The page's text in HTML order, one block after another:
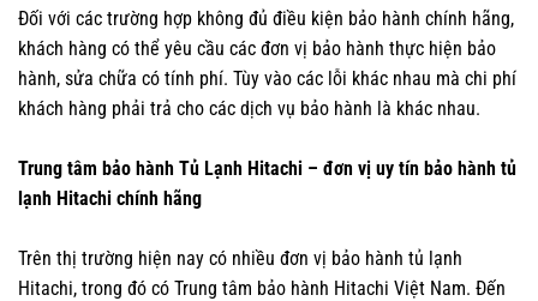
Đối với các trường hợp không đủ điều kiện bảo hành chính hãng,
khách hàng có thể yêu cầu các đơn vị bảo hành thực hiện bảo
hành, sửa chữa có tính phí. Tùy vào các lỗi khác nhau mà chi phí
khách hàng phải trả cho các dịch vụ bảo hành là khác nhau.
Trung tâm bảo hành Tủ Lạnh Hitachi – đơn vị uy tín bảo hành tủ
lạnh Hitachi chính hãng
Trên thị trường hiện nay có nhiều đơn vị bảo hành tủ lạnh
Hitachi, trong đó có Trung tâm bảo hành Hitachi Việt Nam. Đến